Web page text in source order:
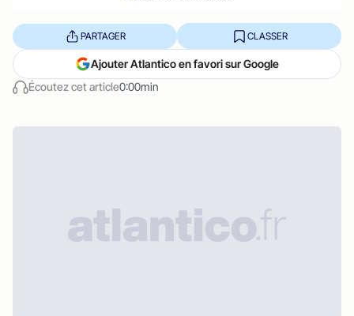
Écoutez cet article0:00min
PARTAGER CLASSER
Ajouter Atlantico en favori sur Google